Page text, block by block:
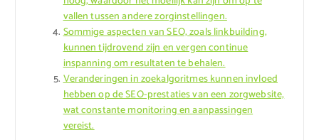
vallen tussen andere zorginstellingen.
Sommige aspecten van SEO, zoals linkbuilding,
kunnen tijdrovend zijn en vergen continue
inspanning om resultaten te behalen.
Veranderingen in zoekalgoritmes kunnen invloed
hebben op de SEO-prestaties van een zorgwebsite,
wat constante monitoring en aanpassingen
vereist.